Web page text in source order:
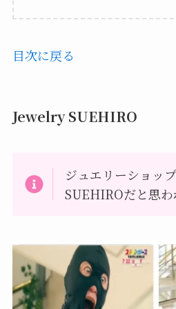
目次に戻る
Jewelry SUEHIRO
ジュエリーショッ
SUEHIROだと思わ